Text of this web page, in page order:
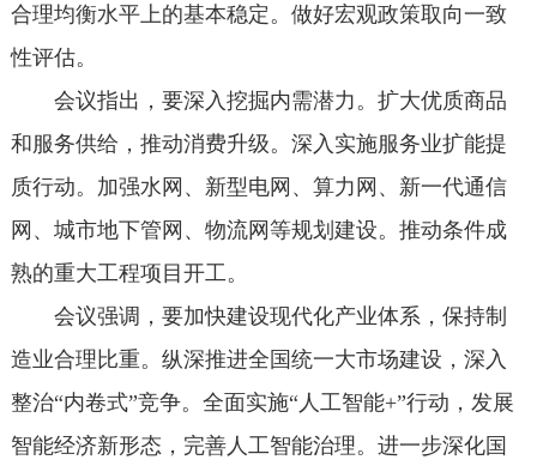
合理均衡水平上的基本稳定。做好宏观政策取向一致
性评估。
会议指出，要深入挖掘内需潜力。扩大优质商品
和服务供给，推动消费升级。深入实施服务业扩能提
质行动。加强水网、新型电网、算力网、新一代通信
网、城市地下管网、物流网等规划建设。推动条件成
熟的重大工程项目开工。
会议强调，要加快建设现代化产业体系，保持制
造业合理比重。纵深推进全国统一大市场建设，深入
整治“内卷式”竞争。全面实施“人工智能+”行动，发展
智能经济新形态，完善人工智能治理。进一步深化国